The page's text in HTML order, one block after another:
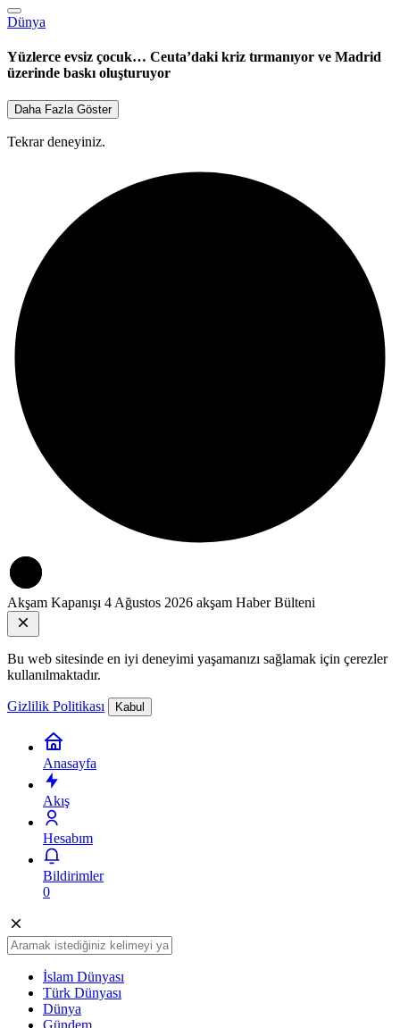
Yüzlerce evsiz çocuk… Ceuta’daki kriz tırmanıyor ve Madrid
üzerinde baskı oluşturuyor
Daha Fazla Göster
Tekrar deneyiniz.
Akşam Kapanışı
Bu web sitesinde en iyi deneyimi yaşamanızı sağlamak için çerezler
kullanılmaktadır.
Gizlilik Politikası
Anasayfa
Akış
Hesabım